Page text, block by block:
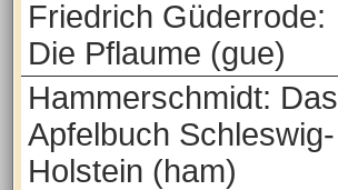
Friedrich Güderrode:
Die Pflaume (gue)
Hammerschmidt: Das
Apfelbuch Schleswig-
Holstein (ham)